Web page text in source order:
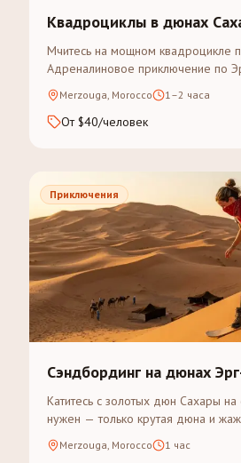
Квадроциклы в дюнах
Мчитесь на мощном квадроцикле
Адреналиновое приключение по
опыта вождения.
Merzouga, Morocco 1–2 часа
От $40/человек
Приключения
Сэндбординг на дюнах
Катитесь с золотых дюн Сахары
нужен — только крутая дюна и
Merzouga, Morocco 1 час